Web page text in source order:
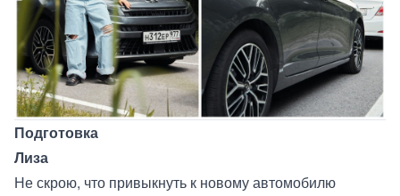
Подготовка
Лиза
Не скрою, что привыкнуть к новому автомобилю